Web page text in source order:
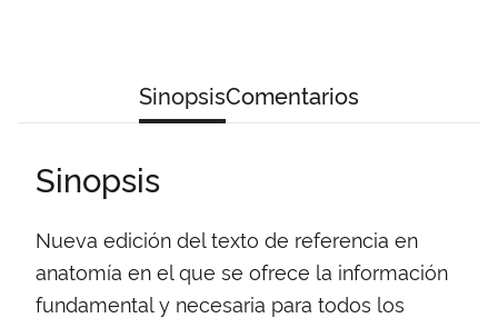
SinopsisComentarios
Sinopsis
Nueva edición del texto de referencia en
anatomía en el que se ofrece la información
fundamental y necesaria para todos los